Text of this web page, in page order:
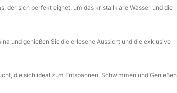
von Taormina gewidmet war, zurückkehren.
der sich perfekt eignet, um das kristallklare Wasser und die
und genießen Sie die erlesene Aussicht und die exklusive
die sich ideal zum Entspannen, Schwimmen und Genießen